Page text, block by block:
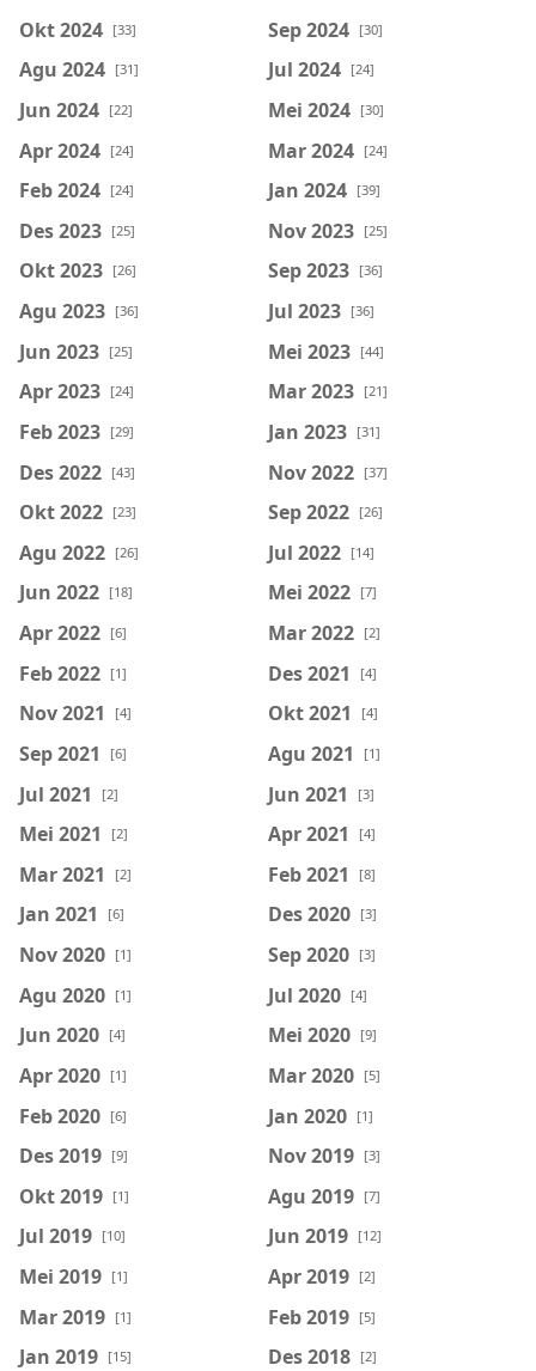
Okt 2024 [33] Sep 2024 [30]
Agu 2024 [31] Jul 2024 [24]
Jun 2024 [22] Mei 2024 [30]
Apr 2024 [24] Mar 2024 [24]
Feb 2024 [24] Jan 2024 [39]
Des 2023 [25] Nov 2023 [25]
Okt 2023 [26] Sep 2023 [36]
Agu 2023 [36] Jul 2023 [36]
Jun 2023 [25] Mei 2023 [44]
Apr 2023 [24] Mar 2023 [21]
Feb 2023 [29] Jan 2023 [31]
Des 2022 [43] Nov 2022 [37]
Okt 2022 [23] Sep 2022 [26]
Agu 2022 [26] Jul 2022 [14]
Jun 2022 [18] Mei 2022 [7]
Apr 2022 [6] Mar 2022 [2]
Feb 2022 [1] Des 2021 [4]
Nov 2021 [4] Okt 2021 [4]
Sep 2021 [6] Agu 2021 [1]
Jul 2021 [2] Jun 2021 [3]
Mei 2021 [2] Apr 2021 [4]
Mar 2021 [2] Feb 2021 [8]
Jan 2021 [6] Des 2020 [3]
Nov 2020 [1] Sep 2020 [3]
Agu 2020 [1] Jul 2020 [4]
Jun 2020 [4] Mei 2020 [9]
Apr 2020 [1] Mar 2020 [5]
Feb 2020 [6] Jan 2020 [1]
Des 2019 [9] Nov 2019 [3]
Okt 2019 [1] Agu 2019 [7]
Jul 2019 [10] Jun 2019 [12]
Mei 2019 [1] Apr 2019 [2]
Mar 2019 [1] Feb 2019 [5]
Jan 2019 [15] Des 2018 [2]